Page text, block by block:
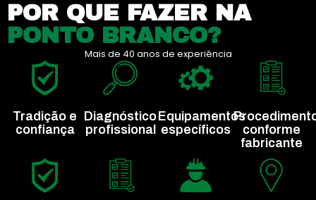
POR QUE FAZER NA
PONTO BRANCO?
Mais de 40 anos de experiência
Tradição e
confiança
Diagnóstico
profissional
Equipamentos
específicos
conforme
fabricante